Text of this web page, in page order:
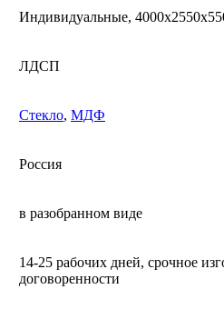
Индивидуальные,
ЛДСП
Стекло, МДФ
Россия
в разобранном виде
14-25 рабочих дней, срочное
договоренности